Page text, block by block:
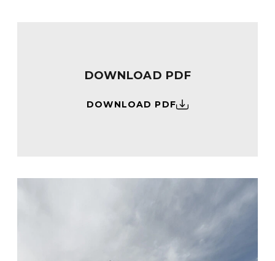
DOWNLOAD PDF
DOWNLOAD PDF